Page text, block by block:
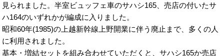
見られました。半室ビュッフェ車のサハシ165、売店の付いたサ
ハ164のいずれかが編成に入りました。
昭和60年(1985)の上越新幹線上野開業に伴う廃止まで、多くの人
に利用されました。
基本・増結セットを組み合わせていただくと、サハシ165か売店